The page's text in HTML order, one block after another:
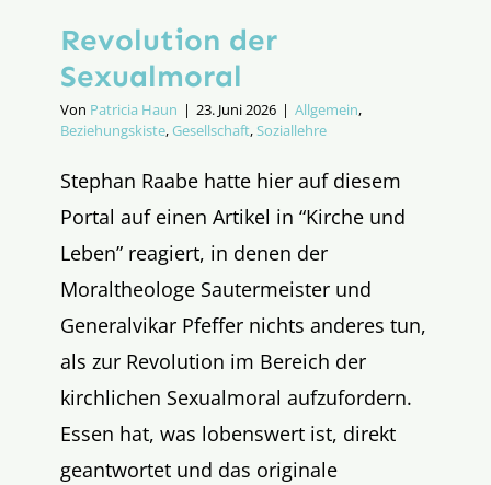
Revolution der
Sexualmoral
Von Patricia Haun | 23. Juni 2026 | Allgemein,
Beziehungskiste,Gesellschaft,Soziallehre
Stephan Raabe hatte hier auf diesem
Portal auf einen Artikel in “Kirche und
Leben” reagiert, in denen der
Moraltheologe Sautermeister und
Generalvikar Pfeffer nichts anderes tun,
als zur Revolution im Bereich der
kirchlichen Sexualmoral aufzufordern.
Essen hat, was lobenswert ist, direkt
geantwortet und das originale